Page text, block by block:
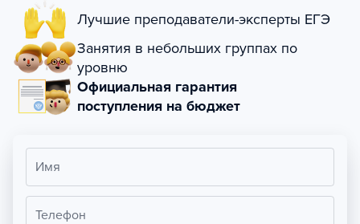
Лучшие преподаватели-эксперты ЕГЭ
Занятия в небольших группах по
уровню
Официальная гарантия
поступления на бюджет
Имя
Телефон